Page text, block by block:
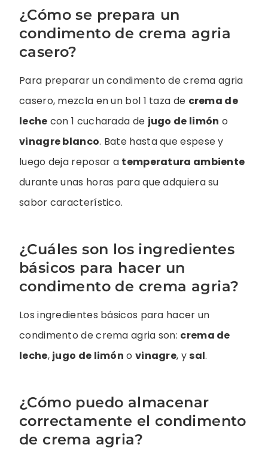
¿Cómo se prepara un
condimento de crema agria
casero?
Para preparar un condimento de crema agria
casero, mezcla en un bol 1 taza de crema de
leche con 1 cucharada de jugo de limón o
vinagre blanco. Bate hasta que espese y
luego deja reposar a temperatura ambiente
durante unas horas para que adquiera su
sabor característico.
¿Cuáles son los ingredientes
básicos para hacer un
condimento de crema agria?
Los ingredientes básicos para hacer un
condimento de crema agria son: crema de
leche, jugo de limón o vinagre, ysal.
¿Cómo puedo almacenar
correctamente el condimento
de crema agria?